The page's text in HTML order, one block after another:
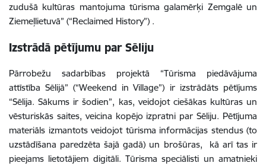
zudušā kultūras mantojuma tūrisma galamērķi Zemgalē un
Ziemeļlietuvā” (“Reclaimed History”) .
Izstrādā pētījumu par Sēliju
Pārrobežu sadarbības projektā “Tūrisma piedāvājuma
attīstība Sēlijā” (“Weekend in Village”) ir izstrādāts pētījums
“Sēlija. Sākums ir šodien”, kas, veidojot ciešākas kultūras un
vēsturiskās saites, veicina kopējo izpratni par Sēliju. Pētījuma
materiāls izmantots veidojot tūrisma informācijas stendus (to
uzstādīšana paredzēta šajā gadā) un brošūras, kā arī tas ir
pieejams lietotājiem digitāli. Tūrisma speciālisti un amatnieki